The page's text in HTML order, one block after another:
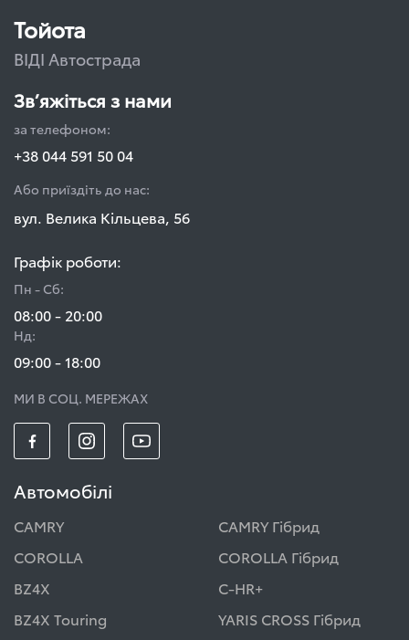
Тойота
ВІДІ Автострада
Зв’яжіться з нами
за телефоном:
+38 044 591 50 04
Або приїздіть до нас:
вул. Велика Кільцева, 56
Графік роботи:
Пн - Сб:
08:00 - 20:00
Нд:
09:00 - 18:00
МИ В СОЦ. МЕРЕЖАХ
Автомобілі
CAMRY
CAMRY Гібрид
COROLLA
COROLLA Гібрид
BZ4X
C-HR+
BZ4X Touring
YARIS CROSS Гібрид